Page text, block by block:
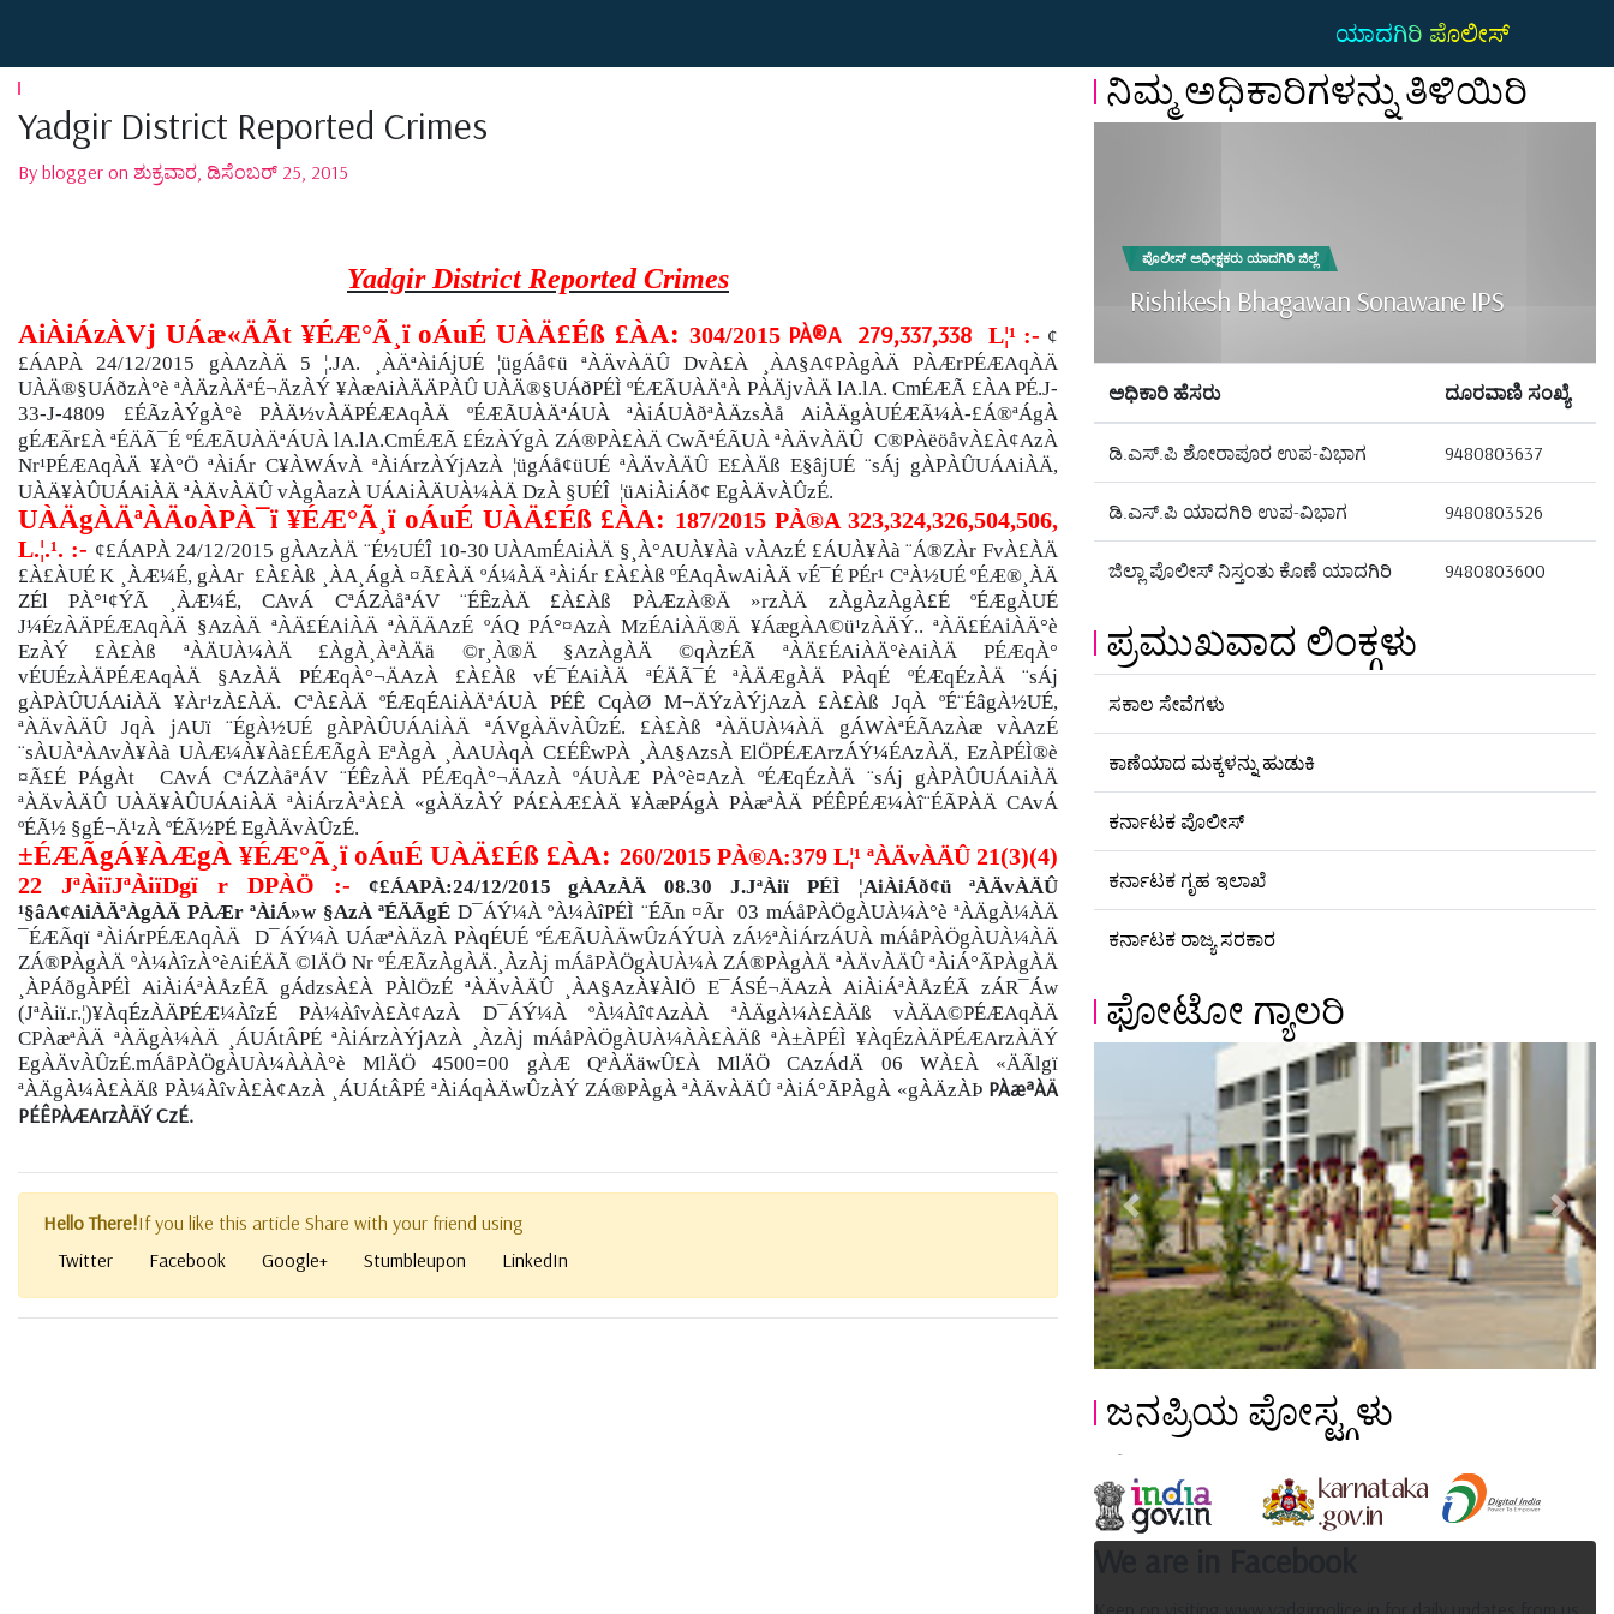
ಯಾದಗಿರಿ ಪೊಲೀಸ್
Yadgir District Reported Crimes
By blogger on ಶುಕ್ರವಾರ, ಡಿಸೆಂಬರ್ 25, 2015
Yadgir District Reported Crimes
AiÀiÁzÀVj UÁæ«ÄÃt ¥ÉÆ°Ã¸ï oÁuÉ UÀÄ£Éß £ÀA: 304/2015 PÀ®A 279,337,338 L¦¹ :- ¢
£ÁAPÀ 24/12/2015 gÀAzÀÄ 5 ¦.JA. ¸ÀÄªÀiÁjUÉ ¦ügÁå¢ü ªÀÄvÀÄÛ DvÀ£À ¸ÀA§A¢PÀgÀÄ PÀÆrPÉÆAqÀÄ
UÀÄ®§UÁðzÀ°è ªÀÄzÀÄªÉ¬ÄzÀÝ ¥ÀæAiÀÄÄPÀÛ UÀÄ®§UÁðPÉÌ ºÉÆÃUÀÄªÀ PÀÄjvÀÄ lA.lA. CmÉÆÃ £ÀA PÉ.J-
33-J-4809 £ÉÃzÀÝgÀ°è PÀÄ½vÀÄPÉÆAqÀÄ ºÉÆÃUÀÄªÁUÀ ªÀiÁUÀðªÀÄzsÀå AiÀÄgÀUÉÆÃ¼À-£Á®ªÁgÀ
gÉÆÃr£À ªÉÄÃ¯É ºÉÆÃUÀÄªÁUÀ lA.lA.CmÉÆÃ £ÉzÀÝgÀ ZÁ®PÀ£ÀÄ CwÃªÉÃUÀ ªÀÄvÀÄÛ C®PÀëöåvÀ£À¢AzÀ
Nr¹PÉÆAqÀÄ ¥À°Ö ªÀiÁr C¥ÀWÁvÀ ªÀiÁrzÀÝjAzÀ ¦ügÁå¢üUÉ ªÀÄvÀÄÛ E£ÀÄß E§âjUÉ ¨sÁj gÀPÀÛUÁAiÀÄ,
UÀÄ¥ÀÛUÁAiÀÄ ªÀÄvÀÄÛ vÀgÀazÀ UÁAiÀÄUÀ¼ÀÄ DzÀ §UÉÎ ¦üAiÀiÁð¢ EgÀÄvÀÛzÉ.
UÀÄgÀÄªÀÄoÀPÀ¯ï ¥ÉÆ°Ã¸ï oÁuÉ UÀÄ£Éß £ÀA: 187/2015 PÀ®A 323,324,326,504,506,
L.¦.¹. :- ¢£ÁAPÀ 24/12/2015 gÀAzÀÄ ¨É½UÉÎ 10-30 UÀAmÉAiÀÄ §¸À°AUÀ¥Àà vÀAzÉ £ÁUÀ¥Àà ¨Á®ZÀr FvÀ£ÀÄ
£À£ÀUÉ K ¸ÀÆ¼É, gÀAr £À£Àß ¸ÀA¸ÁgÀ ¤Ã£ÀÄ ºÁ¼ÀÄ ªÀiÁr £À£Àß ºÉAqÀwAiÀÄ vÉ¯É PÉr¹ CªÀ½UÉ ºÉÆ®¸ÀÄ
ZÉl PÀ°¹¢ÝÃ ¸ÀÆ¼É, CAvÁ CªÁZÀåªÁV ¨ÉÊzÀÄ £À£Àß PÀÆzÀ®Ä »rzÀÄ zÀgÀzÀgÀ£É ºÉÆgÀUÉ
J¼ÉzÀÄPÉÆAqÀÄ §AzÀÄ ªÀÄ£ÉAiÀÄ ªÀÄÄAzÉ ºÁQ PÁ°¤AzÀ MzÉAiÀÄ®Ä ¥ÁægÀA©ü¹zÀÄÝ.. ªÀÄ£ÉAiÀÄ°è
EzÀÝ £À£Àß ªÀÄUÀ¼ÀÄ £ÀgÀ¸ÀªÀÄä ©r¸À®Ä §AzÀgÀÄ ©qÀzÉÃ ªÀÄ£ÉAiÀÄ°èAiÀÄ PÉÆqÀ°
vÉUÉzÀÄPÉÆAqÀÄ §AzÀÄ PÉÆqÀ°¬ÄAzÀ £À£Àß vÉ¯ÉAiÀÄ ªÉÄÃ¯É ªÀÄÆgÀÄ PÀqÉ ºÉÆqÉzÀÄ ¨sÁj
gÀPÀÛUÁAiÀÄ ¥Àr¹zÀ£ÀÄ. CªÀ£ÀÄ ºÉÆqÉAiÀÄªÁUÀ PÉÊ CqÀØ M¬ÄÝzÀÝjAzÀ £À£Àß JqÀ ºÉ¨ÉâgÀ½UÉ,
ªÀÄvÀÄÛ JqÀ jAUï ¨ÉgÀ½UÉ gÀPÀÛUÁAiÀÄ ªÁVgÀÄvÀÛzÉ. £À£Àß ªÀÄUÀ¼ÀÄ gÁWÀªÉÃAzÀæ vÀAzÉ
¨sÀUÀªÀAvÀ¥Àà UÀÆ¼À¥Àà£ÉÆÃgÀ EªÀgÀ ¸ÀAUÀqÀ C£ÉÊwPÀ ¸ÀA§AzsÀ ElÖPÉÆArzÁÝ¼ÉAzÀÄ, EzÀPÉÌ®è
¤Ã£É PÁgÀt CAvÁ CªÁZÀåªÁV ¨ÉÊzÀÄ PÉÆqÀ°¬ÄAzÀ ºÁUÀÆ PÀ°è¤AzÀ ºÉÆqÉzÀÄ ¨sÁj gÀPÀÛUÁAiÀÄ
ªÀÄvÀÄÛ UÀÄ¥ÀÛUÁAiÀÄ ªÀiÁrzÀªÀ£À «gÀÄzÀÝ PÁ£ÀÆ£ÀÄ ¥ÀæPÁgÀ PÀæªÀÄ PÉÊPÉÆ¼Àî¨ÉÃPÀÄ CAvÁ
ºÉÃ½ §gÉ¬Ä¹zÀ ºÉÃ½PÉ EgÀÄvÀÛzÉ.
±ÉÆÃgÁ¥ÀÆgÀ ¥ÉÆ°Ã¸ï oÁuÉ UÀÄ£Éß £ÀA: 260/2015 PÀ®A:379 L¦¹ ªÀÄvÀÄÛ 21(3)(4)
22 JªÀiïJªÀiïDgï r DPÀÖ :-
¢£ÁAPÀ:24/12/2015 gÀAzÀÄ 08.30 J.JªÀiï PÉÌ ¦AiÀiÁð¢ü ªÀÄvÀÄÛ
¹§âA¢AiÀÄªÀgÀÄ PÀÆr ªÀiÁ»w §AzÀ ªÉÄÃgÉ D¯ÁÝ¼À ºÀ¼ÀîPÉÌ ¨ÉÃn ¤Ãr 03 mÁåPÀÖgÀUÀ¼À°è ªÀÄgÀ¼ÀÄ
¯ÉÆÃqï ªÀiÁrPÉÆAqÀÄ D¯ÁÝ¼À UÁæªÀÄzÀ PÀqÉUÉ ºÉÆÃUÀÄwÛzÁÝUÀ zÁ½ªÀiÁrzÁUÀ mÁåPÀÖgÀUÀ¼ÀÄ
ZÁ®PÀgÀÄ ºÀ¼ÀîzÀ°èAiÉÄÃ ©lÄÖ Nr ºÉÆÃzÀgÀÄ.¸ÀzÀj mÁåPÀÖgÀUÀ¼À ZÁ®PÀgÀÄ ªÀÄvÀÄÛ ªÀiÁ°ÃPÀgÀÄ
¸ÀPÁðgÀPÉÌ AiÀiÁªÀÅzÉÃ gÁdzsÀ£À PÀlÖzÉ ªÀÄvÀÄÛ ¸ÀA§AzÀ¥ÀlÖ E¯ÁSÉ¬ÄAzÀ AiÀiÁªÀÅzÉÃ zÁR¯Áw
(JªÀiï.r.¦)¥ÀqÉzÀÄPÉÆ¼ÀîzÉ PÀ¼ÀîvÀ£À¢AzÀ D¯ÁÝ¼À ºÀ¼Àî¢AzÀÀ ªÀÄgÀ¼À£ÀÄß vÀÄA©PÉÆAqÀÄ
CPÀæªÀÄ ªÀÄgÀ¼ÀÄ ¸ÁUÁtÂPÉ ªÀiÁrzÀÝjAzÀ ¸ÀzÀj mÁåPÀÖgÀUÀ¼ÀÀ£ÀÄß ªÀ±ÀPÉÌ ¥ÀqÉzÀÄPÉÆArzÀÄÝ
EgÀÄvÀÛzÉ.mÁåPÀÖgÀUÀ¼ÀÀÀ°è MlÄÖ 4500=00 gÀÆ QªÀÄäwÛ£À MlÄÖ CAzÁdÄ 06 WÀ£À «ÄÃlgï
ªÀÄgÀ¼À£ÀÄß PÀ¼ÀîvÀ£À¢AzÀ ¸ÁUÁtÂPÉ ªÀiÁqÀÄwÛzÀÝ ZÁ®PÀgÀ ªÀÄvÀÄÛ ªÀiÁ°ÃPÀgÀ «gÀÄzÀÞ PÀæªÀÄ
PÉÊPÀÆArzÀÄÝ CzÉ.
Hello There!If you like this article Share with your friend using
Twitter
Facebook Google+ Stumbleupon LinkedIn
ನಿಮ್ಮ ಅಧಿಕಾರಿಗಳನ್ನು ತಿಳಿಯಿರಿ
ಪೊಲೀಸ್ ಅಧೀಕ್ಷಕರು ಯಾದಗಿರಿ ಜಿಲ್ಲೆ
Rishikesh Bhagawan Sonawane IPS
ಅಧಿಕಾರಿ ಹೆಸರು ದೂರವಾಣಿ ಸಂಖ್ಯೆ
ಡಿ.ಎಸ್.ಪಿ ಶೋರಾಪೂರ ಉಪ-ವಿಭಾಗ 9480803637
ಡಿ.ಎಸ್.ಪಿ ಯಾದಗಿರಿ ಉಪ-ವಿಭಾಗ 9480803526
ಜಿಲ್ಲಾ ಪೊಲೀಸ್ ನಿಸ್ತಂತು ಕೊಣೆ ಯಾದಗಿರಿ 9480803600
ಪ್ರಮುಖವಾದ ಲಿಂಕ್ಗಳು
ಸಕಾಲ ಸೇವೆಗಳು
ಕಾಣೆಯಾದ ಮಕ್ಕಳನ್ನು ಹುಡುಕಿ
ಕರ್ನಾಟಕ ಪೊಲೀಸ್
ಕರ್ನಾಟಕ ಗೃಹ ಇಲಾಖೆ
ಕರ್ನಾಟಕ ರಾಜ್ಯ ಸರಕಾರ
ಫೋಟೋ ಗ್ಯಾಲರಿ
Previous Next
ಜನಪ್ರಿಯ ಪೋಸ್ಟ್ಗಳು